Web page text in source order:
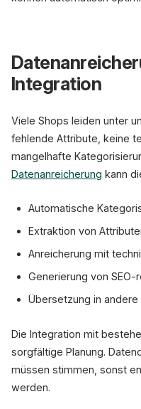
Integration
Viele Shops leiden unter
fehlende Attribute, keine
mangelhafte
Datenanreicherung kann
Automatische
Extraktion von
Anreicherung mit
Generierung von
Übersetzung in andere
Die Integration mit
sorgfältige Planung.
müssen stimmen, sonst
werden.